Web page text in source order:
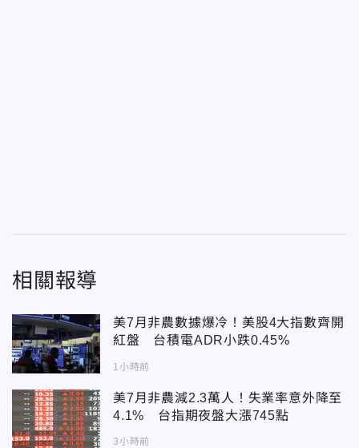
相關報導
美7月非農數據爆冷！美股4大指數齊開
紅盤 台積電ADR小跌0.45%
1小時前
美7月非農減2.3萬人！失業率意外降至
4.1% 台指期夜盤大漲745點
3小時前